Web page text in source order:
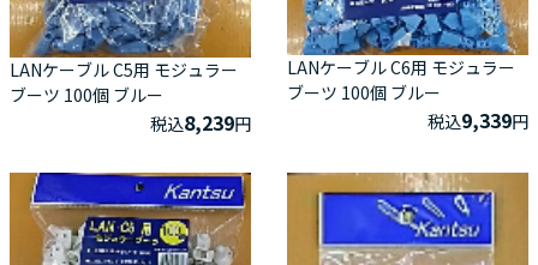
LANケーブル C5用 モジュラー
ブーツ 100個 ブルー
税込8,239円
LANケーブル C6用 モジュラー
ブーツ 100個 ブルー
税込9,339円